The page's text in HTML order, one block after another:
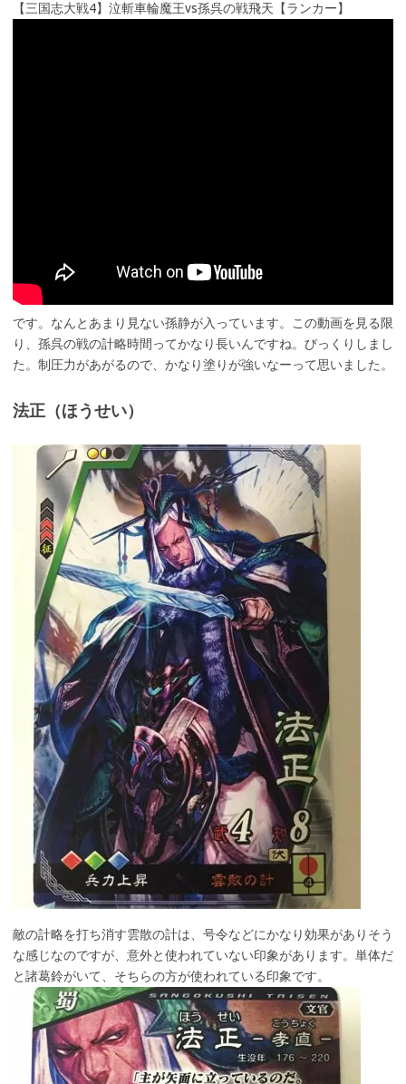
【三国志大戦4】泣斬車輪魔王vs孫呉の戦飛天【ランカー】
です。なんとあまり見ない孫静が入っています。この動画を見る限
り、孫呉の戦の計略時間ってかなり長いんですね。びっくりしまし
た。制圧力があがるので、かなり塗りが強いなーって思いました。
法正（ほうせい）
敵の計略を打ち消す雲散の計は、号令などにかなり効果がありそう
な感じなのですが、意外と使われていない印象があります。単体だ
と諸葛鈴がいて、そちらの方が使われている印象です。